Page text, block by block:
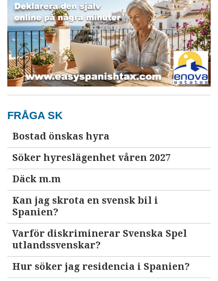
FRÅGA SK
Bostad önskas hyra
Söker hyreslägenhet våren 2027
Däck m.m
Kan jag skrota en svensk bil i
Spanien?
Varför diskriminerar Svenska Spel
utlandssvenskar?
Hur söker jag residencia i Spanien?